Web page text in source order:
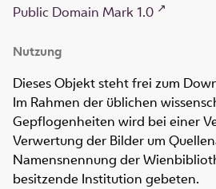
Public Domain Mark 1.0
Nutzung
Dieses Objekt steht frei zum
Im Rahmen der üblichen
Gepflogenheiten wird bei einer
Verwertung der Bilder um
Namensnennung der
besitzende Institution gebeten.